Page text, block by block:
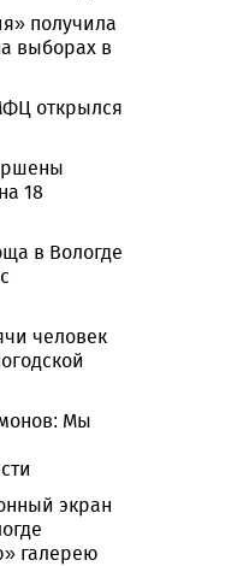
получила
выборах в
открылся
18
в Вологде
человек
Мы
экран
галерею